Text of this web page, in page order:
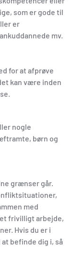
som er gode til
er
mv.
for at afprøve
kan være inden
nogle
børn og
grænser går.
med
frivilligt arbejde,
Hvis du er i
befinde dig i, så